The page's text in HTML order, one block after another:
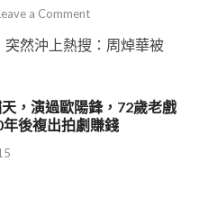
a Comment
然沖上熱搜：周焯華被
，演過歐陽鋒，72歲老戲
年後複出拍劇賺錢